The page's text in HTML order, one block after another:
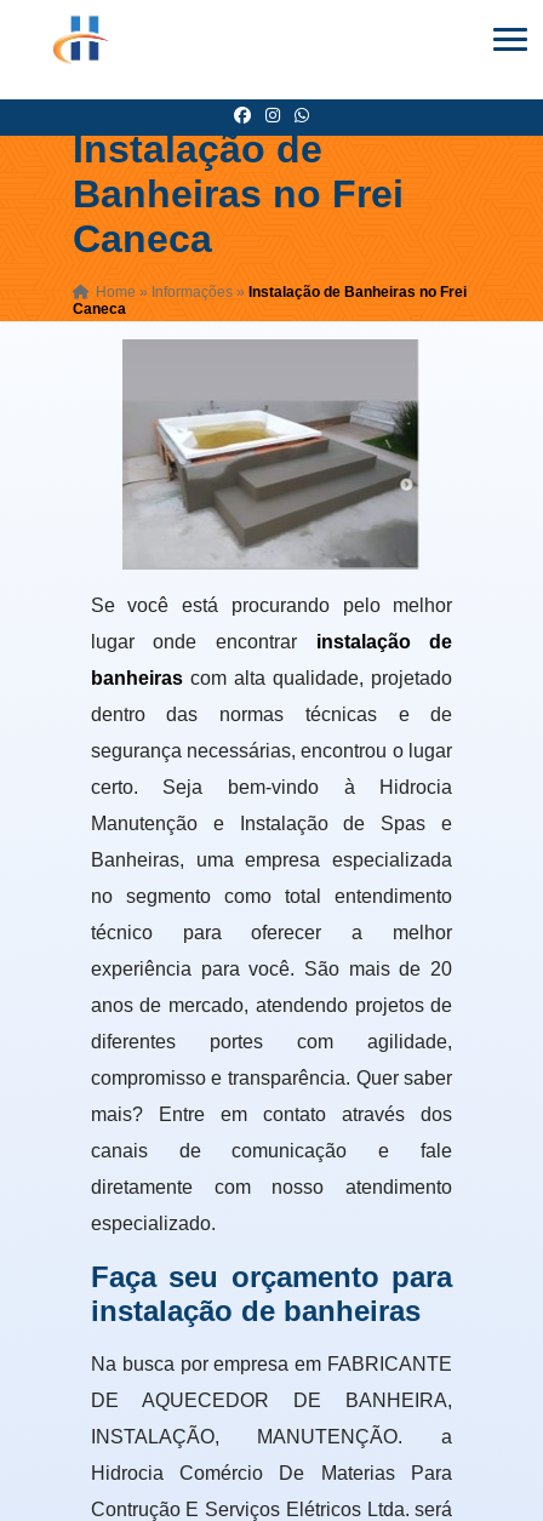
Instalação de
Banheiras no Frei
Caneca
Home » Informações » Instalação de Banheiras no Frei
Caneca
Se você está procurando pelo melhor
lugar onde encontrar instalação de
banheirascom alta qualidade, projetado
dentro das normas técnicas e de
segurança necessárias, encontrou o lugar
certo. Seja bem-vindo à Hidrocia
Manutenção e Instalação de Spas e
Banheiras, uma empresa especializada
no segmento como total entendimento
técnico para oferecer a melhor
experiência para você. São mais de 20
anos de mercado, atendendo projetos de
diferentes portes com agilidade,
compromisso e transparência. Quer saber
mais? Entre em contato através dos
canais de comunicação e fale
diretamente com nosso atendimento
especializado.
Faça seu orçamento para
instalação de banheiras
Na busca por empresa em FABRICANTE
DE AQUECEDOR DE BANHEIRA,
INSTALAÇÃO, MANUTENÇÃO. a
Hidrocia Comércio De Materias Para
Contrução E Serviços Elétricos Ltda. será